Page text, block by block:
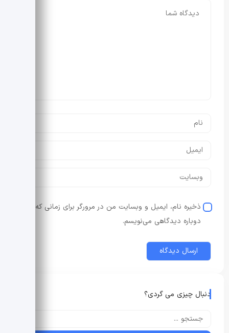
ذخیره نام، ایمیل و وبسایت من در مرورگر برای زمانی که
دوباره دیدگاهی می‌نویسم.
دنبال چیزی می گردی؟